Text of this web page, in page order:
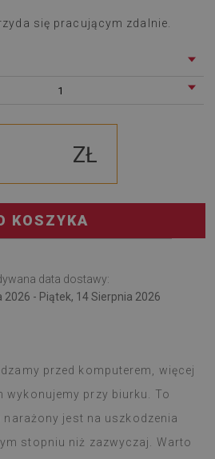
się pracującym zdalnie.
1
ZŁ
KOSZYKA
data dostawy:
2026 - Piątek, 14 Sierpnia 2026
przed komputerem, więcej
wykonujemy przy biurku. To
jest na uszkodzenia
stopniu niż zazwyczaj. Warto